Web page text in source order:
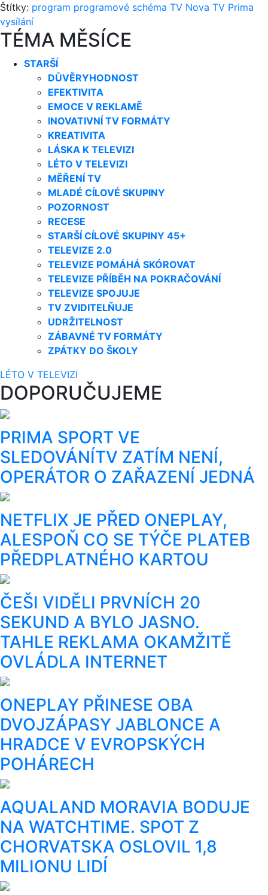
Štítky: program programové schéma TV Nova TV Prima
vysílání
TÉMA MĚSÍCE
STARŠÍ
DŮVĚRYHODNOST
EFEKTIVITA
EMOCE V REKLAMĚ
INOVATIVNÍ TV FORMÁTY
KREATIVITA
LÁSKA K TELEVIZI
LÉTO V TELEVIZI
MĚŘENÍ TV
MLADÉ CÍLOVÉ SKUPINY
POZORNOST
RECESE
STARŠÍ CÍLOVÉ SKUPINY 45+
TELEVIZE 2.0
TELEVIZE POMÁHÁ SKÓROVAT
TELEVIZE PŘÍBĚH NA POKRAČOVÁNÍ
TELEVIZE SPOJUJE
TV ZVIDITELŇUJE
UDRŽITELNOST
ZÁBAVNÉ TV FORMÁTY
ZPÁTKY DO ŠKOLY
LÉTO V TELEVIZI
DOPORUČUJEME
PRIMA SPORT VE
SLEDOVÁNÍTV ZATÍM NENÍ,
OPERÁTOR O ZAŘAZENÍ JEDNÁ
NETFLIX JE PŘED ONEPLAY,
ALESPOŇ CO SE TÝČE PLATEB
PŘEDPLATNÉHO KARTOU
ČEŠI VIDĚLI PRVNÍCH 20
SEKUND A BYLO JASNO.
TAHLE REKLAMA OKAMŽITĚ
OVLÁDLA INTERNET
ONEPLAY PŘINESE OBA
DVOJZÁPASY JABLONCE A
HRADCE V EVROPSKÝCH
POHÁRECH
AQUALAND MORAVIA BODUJE
NA WATCHTIME. SPOT Z
CHORVATSKA OSLOVIL 1,8
MILIONU LIDÍ